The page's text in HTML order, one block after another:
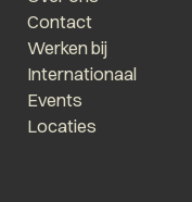
Contact
Werken bij
Internationaal
Events
Locaties